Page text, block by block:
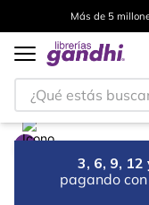
Más de 5
¿Qué estás
3, 6, 9,
pagando con